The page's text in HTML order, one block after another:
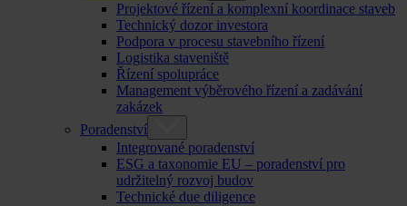
Projektové řízení a komplexní koordinace staveb
Technický dozor investora
Podpora v procesu stavebního řízení
Logistika staveniště
Řízení spolupráce
Management výběrového řízení a zadávání
zakázek
Poradenství
Integrované poradenství
ESG a taxonomie EU – poradenství pro
udržitelný rozvoj budov
Technické due diligence